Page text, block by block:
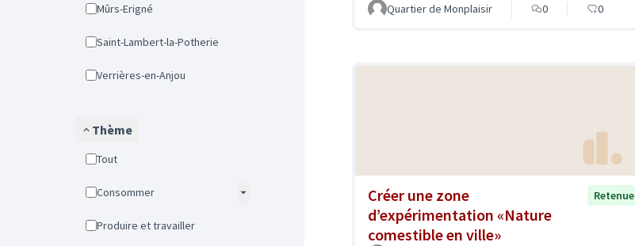
Mûrs-Erigné
Saint-Lambert-la-Potherie
Verrières-en-Anjou
Thème
Tout
Consommer
Produire et travailler
Quartier de Monplaisir 0 0
Créer une zone
d’expérimentation «Nature
comestible en ville»
Retenue